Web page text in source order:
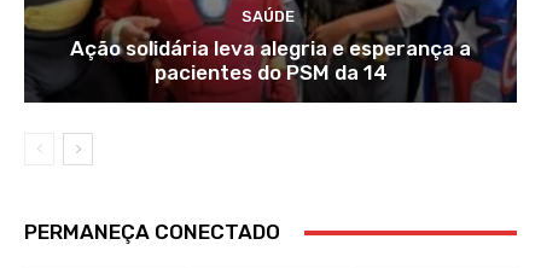
SAÚDE
Ação solidária leva alegria e esperança a
pacientes do PSM da 14
PERMANEÇA CONECTADO